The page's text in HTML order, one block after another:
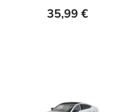
35,99 €